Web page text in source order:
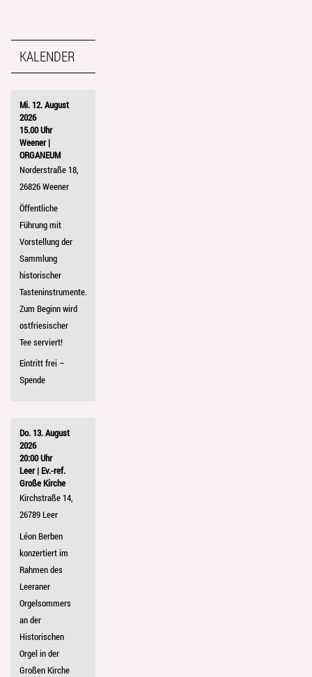
KALENDER
Mi. 12. August
2026
15.00 Uhr
Weener |
ORGANEUM
Norderstraße 18,
26826 Weener
Öffentliche
Führung mit
Vorstellung der
Sammlung
historischer
Tasteninstrumente.
Zum Beginn wird
ostfriesischer
Tee serviert!
Eintritt frei –
Spende
Do. 13. August
2026
20:00 Uhr
Leer | Ev.-ref.
Große Kirche
Kirchstraße 14,
26789 Leer
Léon Berben
konzertiert im
Rahmen des
Leeraner
Orgelsommers
an der
Historischen
Orgel in der
Großen Kirche